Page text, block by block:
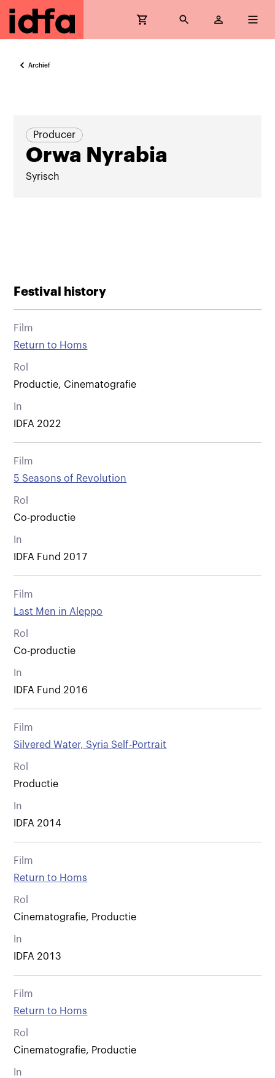
Archief
Producer
Orwa Nyrabia
Syrisch
Festival history
Film
Return to Homs
Rol
Productie, Cinematografie
In
IDFA 2022
Film
5 Seasons of Revolution
Rol
Co-productie
In
IDFA Fund 2017
Film
Last Men in Aleppo
Rol
Co-productie
In
IDFA Fund 2016
Film
Silvered Water, Syria Self-Portrait
Rol
Productie
In
IDFA 2014
Film
Return to Homs
Rol
Cinematografie, Productie
In
IDFA 2013
Film
Return to Homs
Rol
Cinematografie, Productie
In